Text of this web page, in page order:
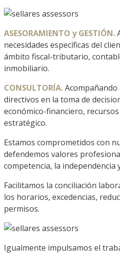
ASESORAMIENTO y GESTIÓN.
necesidades específicas del
ámbito fiscal-tributario,
inmobiliario.
CONSULTORÍA.
directivos en la toma de
económico-financiero,
estratégico.
Estamos comprometidos con
defendemos valores
competencia, la independencia
Facilitamos la conciliación
los horarios, excedencias,
permisos.
Igualmente impulsamos el